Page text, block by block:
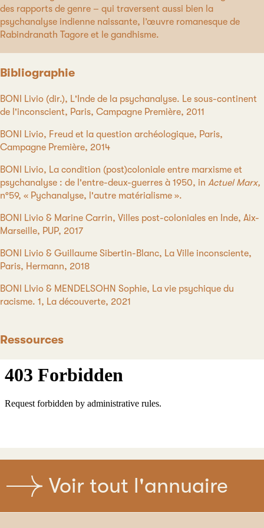
des rapports de genre – qui traversent aussi bien la
psychanalyse indienne naissante, l’œuvre romanesque de
Rabindranath Tagore et le gandhisme.
Bibliographie
BONI Livio (dir.), L'Inde de la psychanalyse. Le sous-continent
de l'inconscient, Paris, Campagne Première, 2011
BONI Livio, Freud et la question archéologique, Paris,
Campagne Première, 2014
BONI Livio, La condition (post)coloniale entre marxisme et
psychanalyse : de l'entre-deux-guerres à 1950, in Actuel Marx,
n°59, « Pychanalyse, l'autre matérialisme ».
BONI Livio & Marine Carrin, Villes post-coloniales en Inde, Aix-
Marseille, PUP, 2017
BONI Livio & Guillaume Sibertin-Blanc, La Ville inconsciente,
Paris, Hermann, 2018
BONI LIvio & MENDELSOHN Sophie, La vie psychique du
racisme. 1, La découverte, 2021
Ressources
Voir tout l'annuaire